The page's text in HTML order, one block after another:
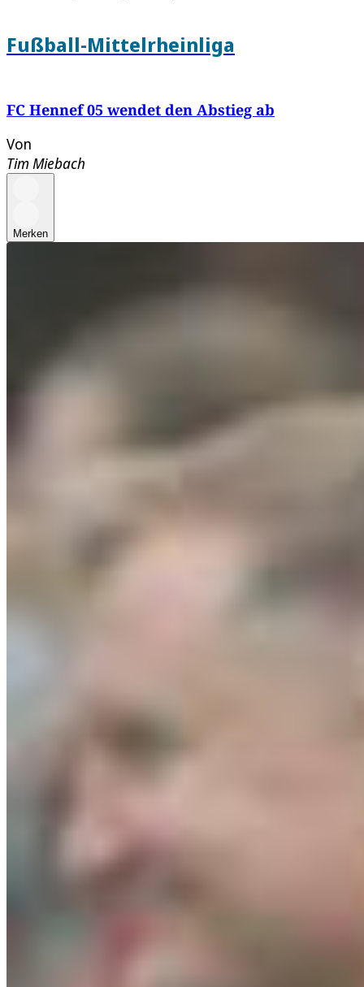
Fußball-Mittelrheinliga
FC Hennef 05 wendet den Abstieg ab
Von
Tim Miebach
Merken